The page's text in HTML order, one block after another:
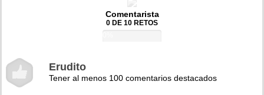
Comentarista
0 DE 10 RETOS
Erudito
Tener al menos 100 comentarios destacados